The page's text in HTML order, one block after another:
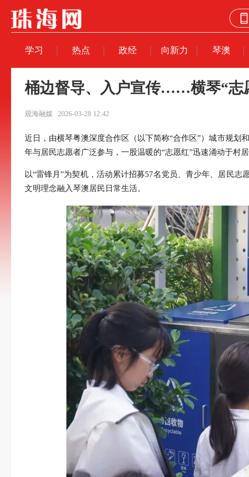
学习 热点 政经 向新力 琴澳
桶边督导、入户宣传……横琴“志
观海融媒 2026-03-28 12:42
近日，由横琴粤澳深度合作区（以下简称“合作区”）城市规划
年与居民志愿者广泛参与，一股温暖的“志愿红”迅速涌动于村
以“雷锋月”为契机，活动累计招募57名党员、青少年、居民
文明理念融入琴澳居民日常生活。